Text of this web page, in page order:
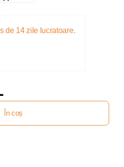
de 14 zile lucratoare.
În coș